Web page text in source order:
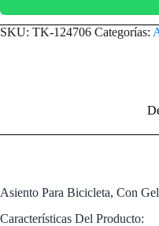
SKU: TK-124706 Categorías:
Asiento Para Bicicleta, Con
Características Del Producto: